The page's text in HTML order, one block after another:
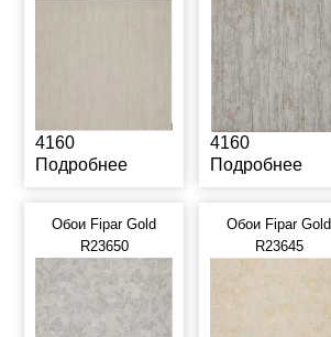
4160
Подробнее
4160
Подробнее
Обои Fipar Gold
R23650
Обои Fipar Gold
R23645